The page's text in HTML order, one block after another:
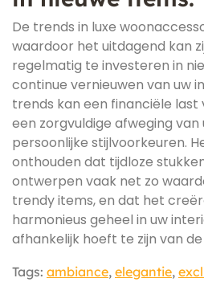
De trends in luxe
waardoor het uitdagend kan
regelmatig te investeren in
continue vernieuwen van uw
trends kan een financiële
een zorgvuldige afweging van
persoonlijke stijlvoorkeuren.
onthouden dat tijdloze
ontwerpen vaak net zo
trendy items, en dat het
harmonieus geheel in uw
afhankelijk hoeft te zijn van
Tags: ambiance, elegantie,